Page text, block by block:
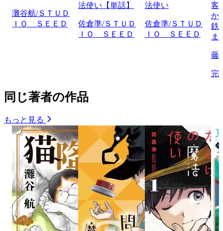
灘谷航/ＳＴＵＤ
ＩＯ ＳＥＥＤ
法使い【単話】
佐倉準/ＳＴＵＤ
ＩＯ ＳＥＥＤ
法使い
佐倉準/ＳＴＵＤ
ＩＯ ＳＥＥＤ
客
か
鉄
ま
藤
完
同じ著者の作品
もっと見る